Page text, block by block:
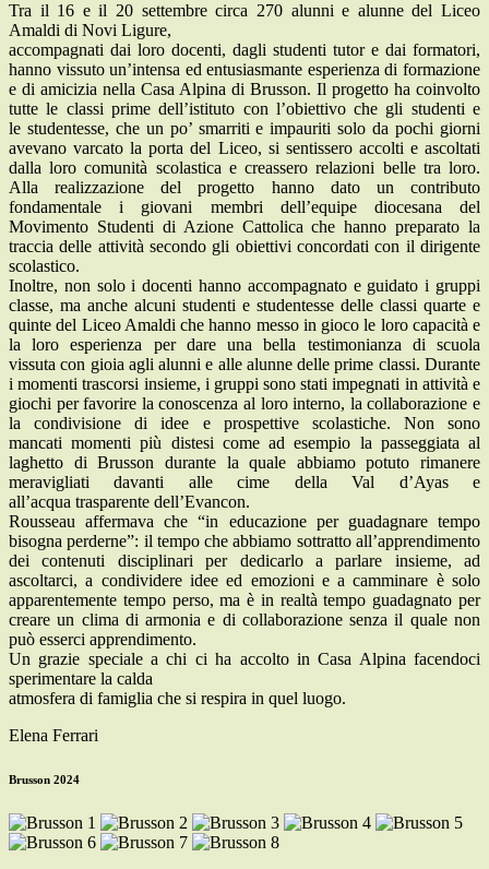
Tra il 16 e il 20 settembre circa 270 alunni e alunne del Liceo
Amaldi di Novi Ligure,
accompagnati dai loro docenti, dagli studenti tutor e dai formatori,
hanno vissuto un’intensa ed entusiasmante esperienza di formazione
e di amicizia nella Casa Alpina di Brusson. Il progetto ha coinvolto
tutte le classi prime dell’istituto con l’obiettivo che gli studenti e
le studentesse, che un po’ smarriti e impauriti solo da pochi giorni
avevano varcato la porta del Liceo, si sentissero accolti e ascoltati
dalla loro comunità scolastica e creassero relazioni belle tra loro.
Alla realizzazione del progetto hanno dato un contributo
fondamentale i giovani membri dell’equipe diocesana del
Movimento Studenti di Azione Cattolica che hanno preparato la
traccia delle attività secondo gli obiettivi concordati con il dirigente
scolastico.
Inoltre, non solo i docenti hanno accompagnato e guidato i gruppi
classe, ma anche alcuni studenti e studentesse delle classi quarte e
quinte del Liceo Amaldi che hanno messo in gioco le loro capacità e
la loro esperienza per dare una bella testimonianza di scuola
vissuta con gioia agli alunni e alle alunne delle prime classi. Durante
i momenti trascorsi insieme, i gruppi sono stati impegnati in attività e
giochi per favorire la conoscenza al loro interno, la collaborazione e
la condivisione di idee e prospettive scolastiche. Non sono
mancati momenti più distesi come ad esempio la passeggiata al
laghetto di Brusson durante la quale abbiamo potuto rimanere
meravigliati davanti alle cime della Val d’Ayas e
all’acqua trasparente dell’Evancon.
Rousseau affermava che “in educazione per guadagnare tempo
bisogna perderne”: il tempo che abbiamo sottratto all’apprendimento
dei contenuti disciplinari per dedicarlo a parlare insieme, ad
ascoltarci, a condividere idee ed emozioni e a camminare è solo
apparentemente tempo perso, ma è in realtà tempo guadagnato per
creare un clima di armonia e di collaborazione senza il quale non
può esserci apprendimento.
Un grazie speciale a chi ci ha accolto in Casa Alpina facendoci
sperimentare la calda
atmosfera di famiglia che si respira in quel luogo.
Elena Ferrari
Brusson 2024